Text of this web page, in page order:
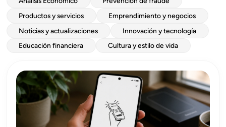
Productos y servicios
Emprendimiento y negocios
Noticias y actualizaciones
Innovación y tecnología
Educación financiera
Cultura y estilo de vida